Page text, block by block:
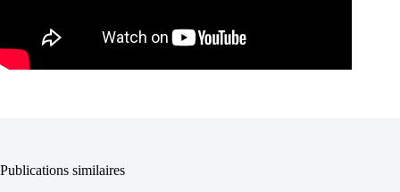
Publications similaires